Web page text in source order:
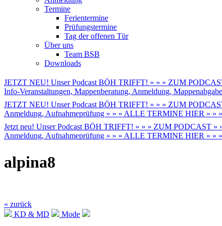
Termine
Ferientermine
Prüfungstermine
Tag der offenen Tür
Über uns
Team BSB
Downloads
JETZT NEU! Unser Podcast BÖH TRIFFT! » » » ZUM
Info-Veranstaltungen, Mappenberatung, Anmeldung,
JETZT NEU! Unser Podcast BÖH TRIFFT! » » » ZUM
Anmeldung, Aufnahmeprüfung » » » ALLE TERMINE HIER » » »
Jetzt neu! Unser Podcast BÖH TRIFFT! » » » ZUM PODCAST »
Anmeldung, Aufnahmeprüfung » » » ALLE TERMINE HIER » » »
alpina8
« zurück
KD & MD
Mode